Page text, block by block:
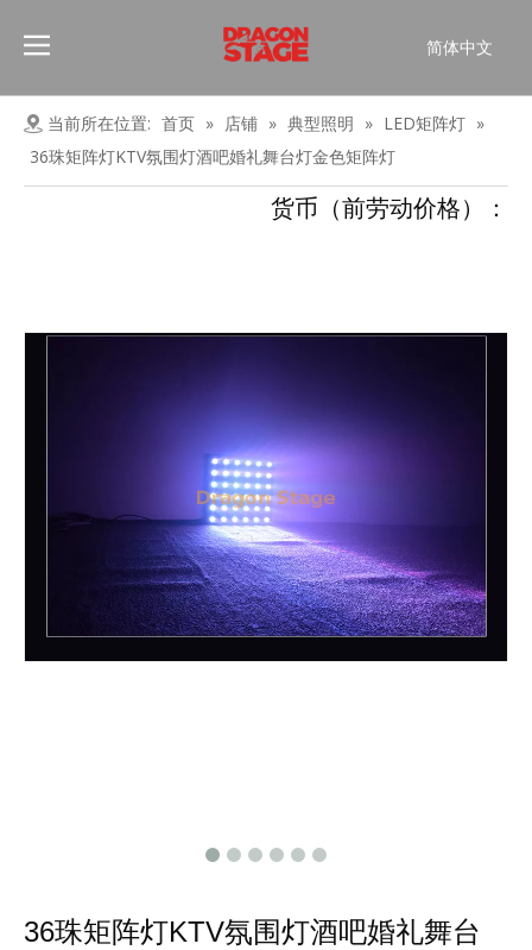
简体中文
Pусский
Français
العربية
当前所在位置: 首页 » 店铺 » 典型照明 » LED矩阵灯 »
36珠矩阵灯KTV氛围灯酒吧婚礼舞台灯金色矩阵灯
货币（前劳动价格）：
36珠矩阵灯KTV氛围灯酒吧婚礼舞台